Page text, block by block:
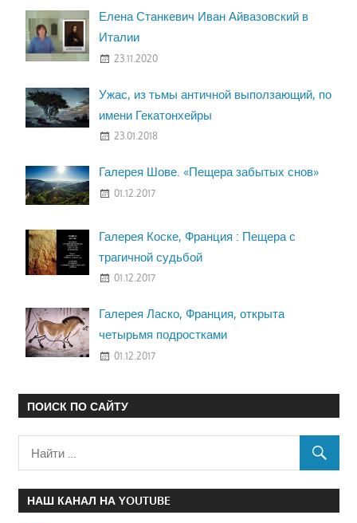
Елена Станкевич Иван Айвазовский в
Италии
23.11.2020
Ужас, из тьмы античной выползающий, по
имени Гекатонхейры
23.01.2018
Галерея Шове. «Пещера забытых снов»
01.12.2017
Галерея Коске, Франция : Пещера с
трагичной судьбой
01.12.2017
Галерея Ласко, Франция, открыта
четырьмя подростками
01.12.2017
ПОИСК ПО САЙТУ
НАШ КАНАЛ НА YOUTUBE